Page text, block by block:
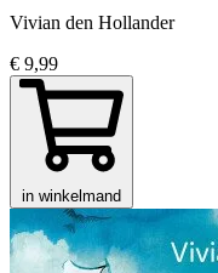
Vivian den Hollander
€ 9,99
in winkelmand